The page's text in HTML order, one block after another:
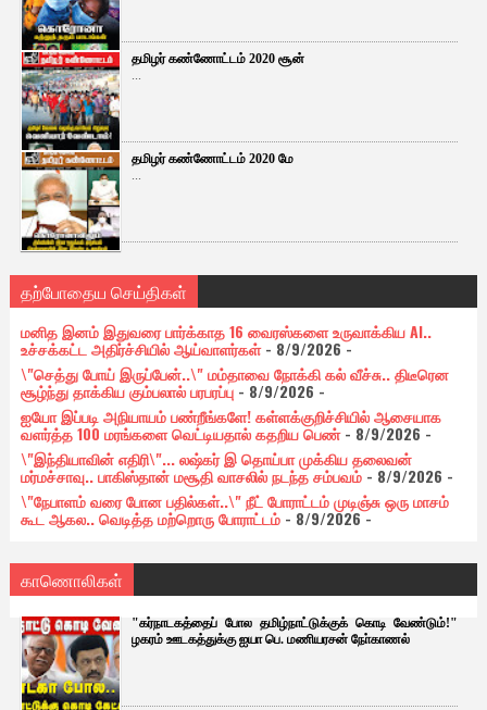
தமிழர் கண்ணோட்டம் 2020 சூன்
...
தமிழர் கண்ணோட்டம் 2020 மே
...
தற்போதைய செய்திகள்
மனித இனம் இதுவரை பார்க்காத 16 வைரஸ்களை உருவாக்கிய AI..
உச்சக்கட்ட அதிர்ச்சியில் ஆய்வாளர்கள்- 8/9/2026-
\"செத்து போய் இருப்பேன்..\" மம்தாவை நோக்கி கல் வீச்சு.. திடீரென
சூழ்ந்து தாக்கிய கும்பலால் பரபரப்பு- 8/9/2026 -
ஐயோ இப்படி அநியாயம் பண்றீங்களே! கள்ளக்குறிச்சியில் ஆசையாக
வளர்த்த 100 மரங்களை வெட்டியதால் கதறிய பெண்- 8/9/2026 -
\"இந்தியாவின் எதிரி\"... லஷ்கர் இ தொய்பா முக்கிய தலைவன்
மர்மச்சாவு.. பாகிஸ்தான் மசூதி வாசலில் நடந்த சம்பவம்- 8/9/2026 -
\"நேபாளம் வரை போன பதில்கள்..\" நீட் போராட்டம் முடிஞ்சு ஒரு மாசம்
கூட ஆகல.. வெடித்த மற்றொரு போராட்டம்- 8/9/2026-
காணொலிகள்
"கர்நாடகத்தைப் போல தமிழ்நாட்டுக்குக் கொடி வேண்டும்!"
ழகரம் ஊடகத்துக்கு ஐயா பெ. மணியரசன் நோ்காணல்